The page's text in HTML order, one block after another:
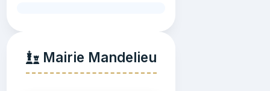
Mairie Mandelieu